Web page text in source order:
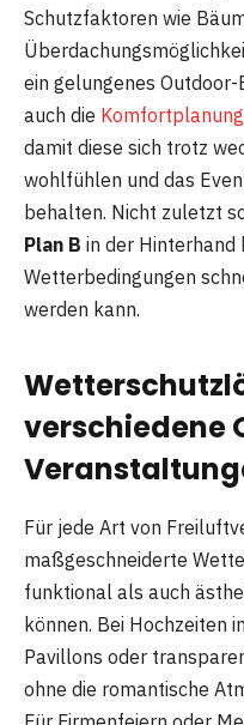
Schutzfaktoren wie
ein gelungenes
auch die
damit diese sich trotz
wohlfühlen und das
behalten. Nicht zuletzt
Plan B in der Hinterhand
Wetterbedingungen
werden kann.
verschiedene
Für jede Art von
maßgeschneiderte
funktional als auch
können. Bei Hochzeiten
Pavillons oder
ohne die romantische